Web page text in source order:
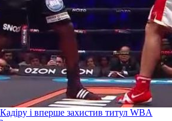
Кадіру і вперше захистив титул WBA